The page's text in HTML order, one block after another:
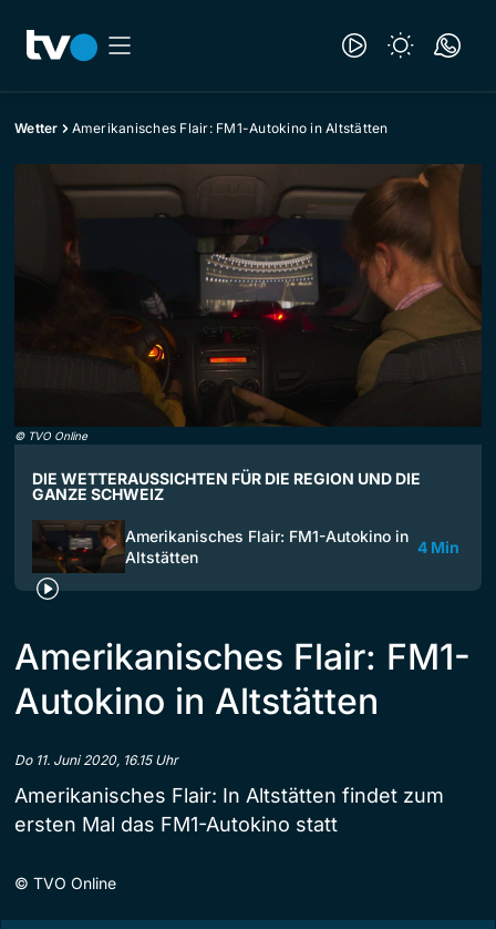
Wetter Amerikanisches Flair: FM1-Autokino in Altstätten
© TVO Online
DIE WETTERAUSSICHTEN FÜR DIE REGION UND DIE
GANZE SCHWEIZ
Amerikanisches Flair: FM1-Autokino in
Altstätten
4 Min
Amerikanisches Flair: FM1-
Autokino in Altstätten
Do 11. Juni 2020, 16.15 Uhr
Amerikanisches Flair: In Altstätten findet zum
ersten Mal das FM1-Autokino statt
© TVO Online